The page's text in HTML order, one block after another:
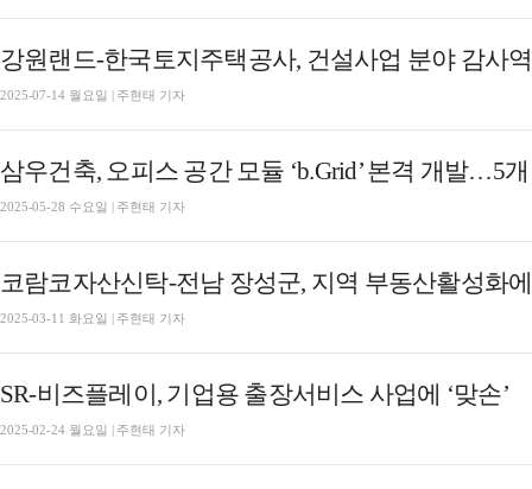
강원랜드-한국토지주택공사, 건설사업 분야 감사
2025-07-14 월요일 | 주현태 기자
삼우건축, 오피스 공간 모듈 ‘b.Grid’ 본격 개발…5
2025-05-28 수요일 | 주현태 기자
코람코자산신탁-전남 장성군, 지역 부동산활성화에
2025-03-11 화요일 | 주현태 기자
SR-비즈플레이, 기업용 출장서비스 사업에 ‘맞손’
2025-02-24 월요일 | 주현태 기자